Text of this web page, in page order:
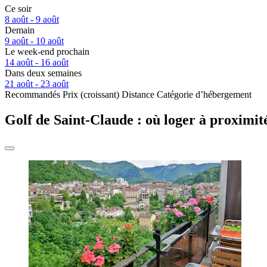
Ce soir
8 août - 9 août
Demain
9 août - 10 août
Le week-end prochain
14 août - 16 août
Dans deux semaines
21 août - 23 août
Recommandés Prix (croissant) Distance Catégorie d’hébergement
Golf de Saint-Claude : où loger à